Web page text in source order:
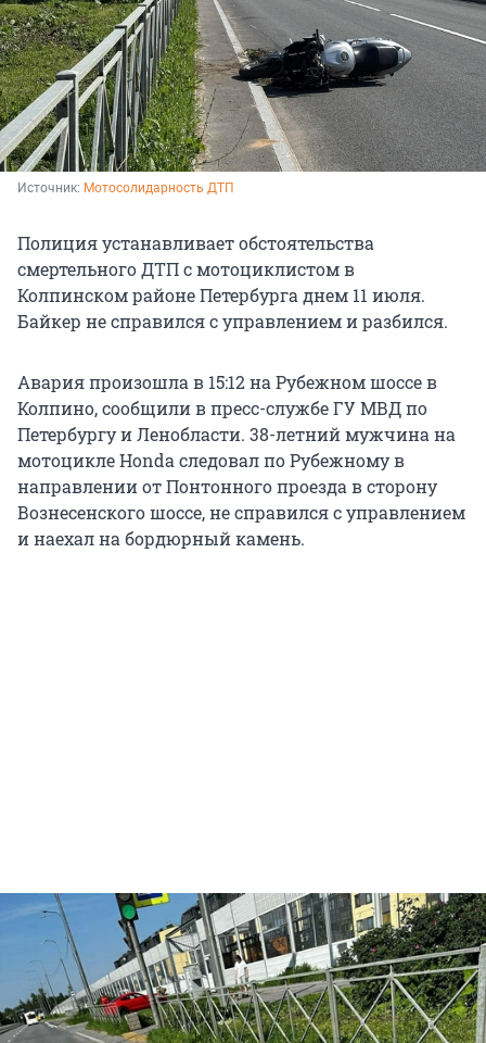
Источник: Мотосолидарность ДТП
Полиция устанавливает обстоятельства
смертельного ДТП с мотоциклистом в
Колпинском районе Петербурга днем 11 июля.
Байкер не справился с управлением и разбился.
Авария произошла в 15:12 на Рубежном шоссе в
Колпино, сообщили в пресс-службе ГУ МВД по
Петербургу и Ленобласти. 38-летний мужчина на
мотоцикле Honda следовал по Рубежному в
направлении от Понтонного проезда в сторону
Вознесенского шоссе, не справился с управлением
и наехал на бордюрный камень.